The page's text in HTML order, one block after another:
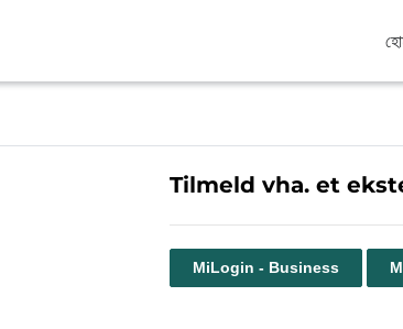
Tilmeld vha. et
MiLogin - Business